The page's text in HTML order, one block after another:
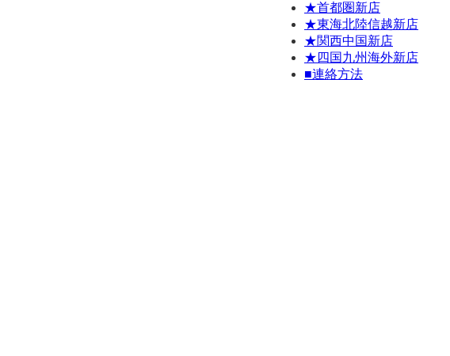
★首都圏新店
★東海北陸信越新店
★関西中国新店
★四国九州海外新店
■連絡方法